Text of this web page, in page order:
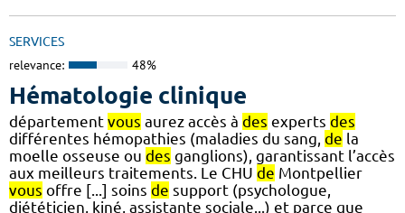
SERVICES
relevance: 48%
Hématologie clinique
département vous aurez accès à des experts des
différentes hémopathies (maladies du sang, de la
moelle osseuse ou des ganglions), garantissant l’accès
aux meilleurs traitements. Le CHU de Montpellier
vous offre [...] soins de support (psychologue,
diététicien, kiné, assistante sociale...) et parce que